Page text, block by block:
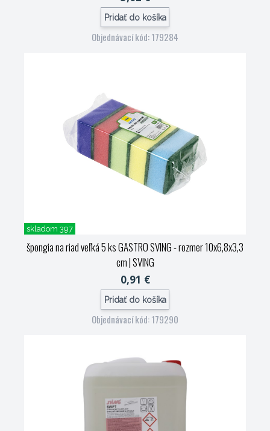
Pridať do košíka
Objednávací kód: 179284
skladom 397
špongia na riad veľká 5 ks GASTRO SVING - rozmer 10x6,8x3,3
cm| SVING
0,91 €
Pridať do košíka
Objednávací kód: 179290